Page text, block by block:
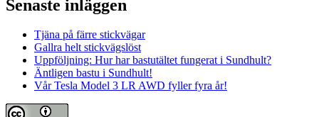
Senaste inläggen
Tjäna på färre stickvägar
Gallra helt stickvägslöst
Uppföljning: Hur har bastutältet fungerat i Sundhult?
Äntligen bastu i Sundhult!
Vår Tesla Model 3 LR AWD fyller fyra år!